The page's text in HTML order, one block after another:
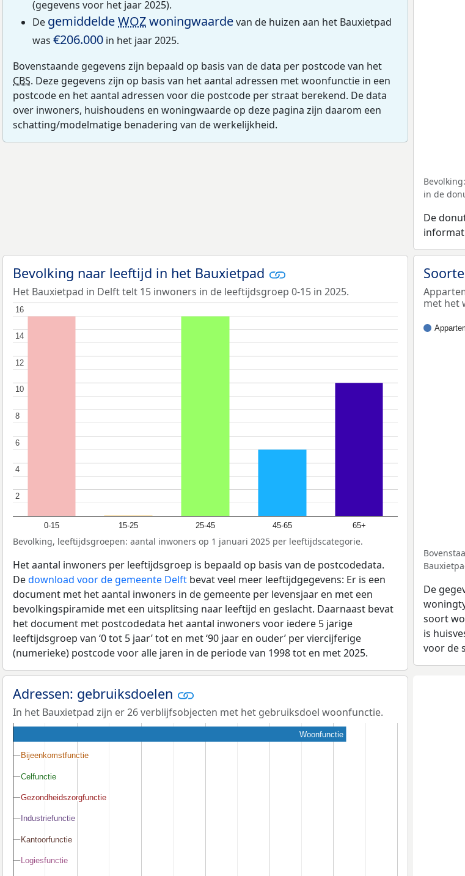
(gegevens voor het jaar 2025).
De gemiddeldeWOZwoningwaardevan de huizen aan het Bauxietpad
was €206.000 in het jaar 2025.
Bovenstaande gegevens zijn bepaald op basis van de data per postcode van het
CBS. Deze gegevens zijn op basis van het aantal adressen met woonfunctie in een
postcode en het aantal adressen voor die postcode per straat berekend. De data
over inwoners, huishoudens en woningwaarde op deze pagina zijn daarom een
schatting/modelmatige benadering van de werkelijkheid.
in de
De
Bevolking naar leeftijd in het Bauxietpad
Het Bauxietpad in Delft telt 15 inwoners in de leeftijdsgroep 0-15 in 2025.
0-15 15-25 25-45 45-65 65+
2
2
4
4
6
6
8
8
10
10
12
12
14
14
16
16
Bevolking, leeftijdsgroepen: aantal inwoners op 1 januari 2025 per leeftijdscategorie.
Het aantal inwoners per leeftijdsgroep is bepaald op basis van de postcodedata.
Dedownload voor de gemeente Delft bevat veel meer leeftijdgegevens: Er is een
document met het aantal inwoners in de gemeente per levensjaar en met een
bevolkingspiramide met een uitsplitsing naar leeftijd en geslacht. Daarnaast bevat
het document met postcodedata het aantal inwoners voor iedere 5 jarige
leeftijdsgroep van ‘0 tot 5 jaar’ tot en met ‘90 jaar en ouder’ per viercijferige
(numerieke) postcode voor alle jaren in de periode van 1998 tot en met 2025.
met het
De
soort
is
voor de
Adressen: gebruiksdoelen
In het Bauxietpad zijn er 26 verblijfsobjecten met het gebruiksdoel woonfunctie.
Woonfunctie
Bijeenkomstfunctie
Bijeenkomstfunctie
Celfunctie
Celfunctie
Gezondheidszorgfunctie
Gezondheidszorgfunctie
Industriefunctie
Industriefunctie
Kantoorfunctie
Kantoorfunctie
Logiesfunctie
Logiesfunctie